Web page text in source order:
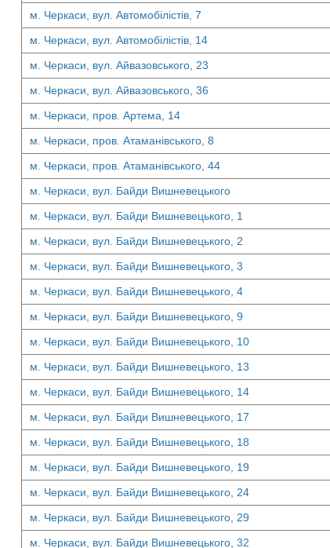
м. Черкаси, вул. Автомобілістів, 7
м. Черкаси, вул. Автомобілістів, 14
м. Черкаси, вул. Айвазовського, 23
м. Черкаси, вул. Айвазовського, 36
м. Черкаси, пров. Артема, 14
м. Черкаси, пров. Атаманівського, 8
м. Черкаси, пров. Атаманівського, 44
м. Черкаси, вул. Байди Вишневецького
м. Черкаси, вул. Байди Вишневецького, 1
м. Черкаси, вул. Байди Вишневецького, 2
м. Черкаси, вул. Байди Вишневецького, 3
м. Черкаси, вул. Байди Вишневецького, 4
м. Черкаси, вул. Байди Вишневецького, 9
м. Черкаси, вул. Байди Вишневецького, 10
м. Черкаси, вул. Байди Вишневецького, 13
м. Черкаси, вул. Байди Вишневецького, 14
м. Черкаси, вул. Байди Вишневецького, 17
м. Черкаси, вул. Байди Вишневецького, 18
м. Черкаси, вул. Байди Вишневецького, 19
м. Черкаси, вул. Байди Вишневецького, 24
м. Черкаси, вул. Байди Вишневецького, 29
м. Черкаси, вул. Байди Вишневецького, 32